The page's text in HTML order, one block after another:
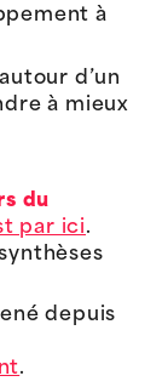
à
d’un
à mieux
du
par ici.
depuis
.